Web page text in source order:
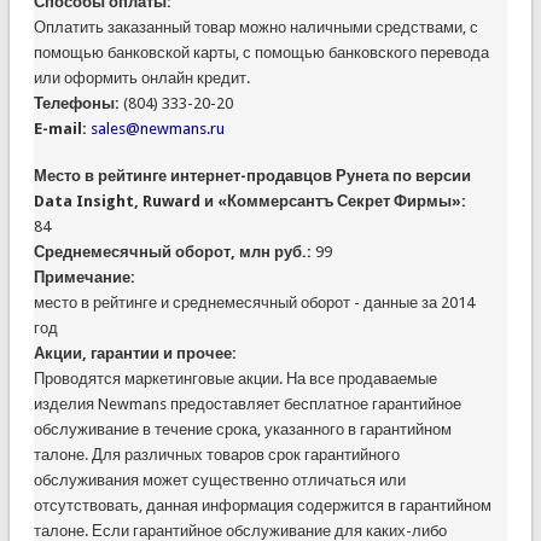
Оплатить заказанный товар можно наличными средствами, с
помощью банковской карты, с помощью банковского перевода
или оформить онлайн кредит.
Телефоны: (804) 333-20-20
E-mail: sales@newmans.ru
Место в рейтинге интернет-продавцов Рунета по версии
Data Insight, Ruward и «Коммерсантъ Секрет Фирмы»:
84
Среднемесячный оборот, млн руб.: 99
Примечание:
место в рейтинге и среднемесячный оборот - данные за 2014
год
Акции, гарантии и прочее:
Проводятся маркетинговые акции. На все продаваемые
изделия Newmans предоставляет бесплатное гарантийное
обслуживание в течение срока, указанного в гарантийном
талоне. Для различных товаров срок гарантийного
обслуживания может существенно отличаться или
отсутствовать, данная информация содержится в гарантийном
талоне. Если гарантийное обслуживание для каких-либо